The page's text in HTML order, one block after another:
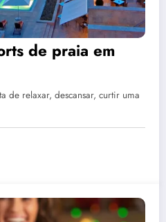
de praia em
de relaxar, descansar, curtir uma